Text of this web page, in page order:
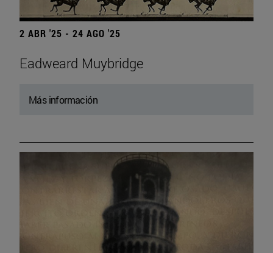
2 ABR '25 - 24 AGO '25
Eadweard Muybridge
Más información